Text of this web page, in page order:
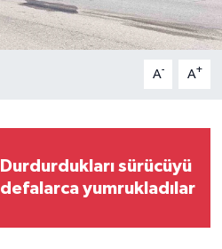
A- A+
Durdurdukları sürücüyü
defalarca yumrukladılar